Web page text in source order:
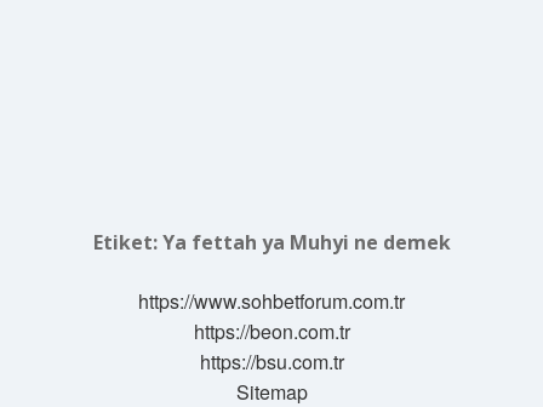
Etiket:Ya fettah ya Muhyi ne demek
https://www.sohbetforum.com.tr
https://beon.com.tr
https://bsu.com.tr
Sitemap